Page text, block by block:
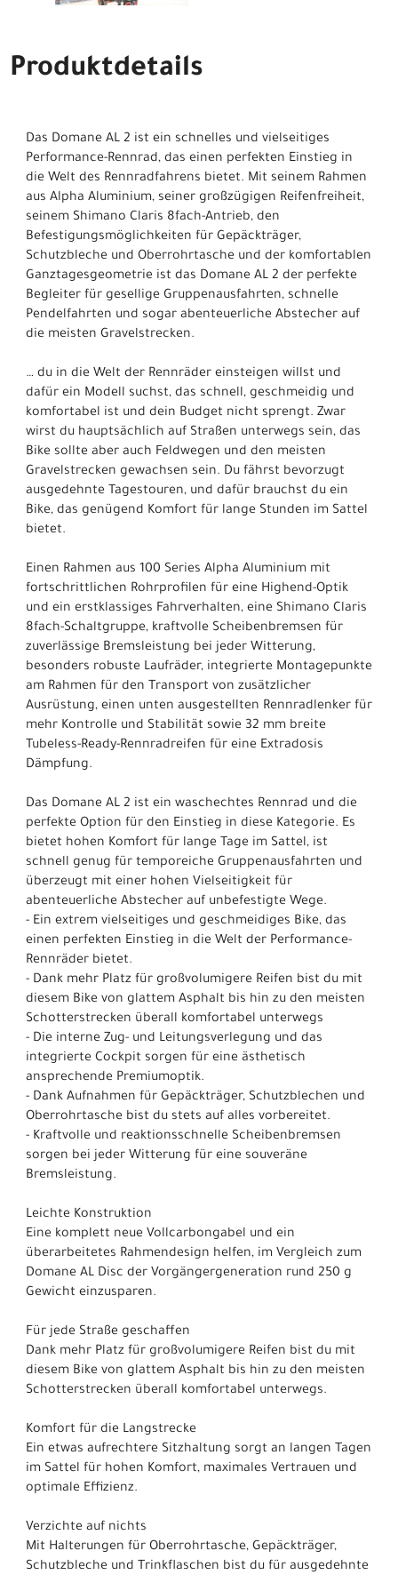
Produktdetails
Das Domane AL 2 ist ein schnelles und vielseitiges
Performance-Rennrad, das einen perfekten Einstieg in
die Welt des Rennradfahrens bietet. Mit seinem Rahmen
aus Alpha Aluminium, seiner großzügigen Reifenfreiheit,
seinem Shimano Claris 8fach-Antrieb, den
Befestigungsmöglichkeiten für Gepäckträger,
Schutzbleche und Oberrohrtasche und der komfortablen
Ganztagesgeometrie ist das Domane AL 2 der perfekte
Begleiter für gesellige Gruppenausfahrten, schnelle
Pendelfahrten und sogar abenteuerliche Abstecher auf
die meisten Gravelstrecken.
… du in die Welt der Rennräder einsteigen willst und
dafür ein Modell suchst, das schnell, geschmeidig und
komfortabel ist und dein Budget nicht sprengt. Zwar
wirst du hauptsächlich auf Straßen unterwegs sein, das
Bike sollte aber auch Feldwegen und den meisten
Gravelstrecken gewachsen sein. Du fährst bevorzugt
ausgedehnte Tagestouren, und dafür brauchst du ein
Bike, das genügend Komfort für lange Stunden im Sattel
bietet.
Einen Rahmen aus 100 Series Alpha Aluminium mit
fortschrittlichen Rohrprofilen für eine Highend-Optik
und ein erstklassiges Fahrverhalten, eine Shimano Claris
8fach-Schaltgruppe, kraftvolle Scheibenbremsen für
zuverlässige Bremsleistung bei jeder Witterung,
besonders robuste Laufräder, integrierte Montagepunkte
am Rahmen für den Transport von zusätzlicher
Ausrüstung, einen unten ausgestellten Rennradlenker für
mehr Kontrolle und Stabilität sowie 32 mm breite
Tubeless-Ready-Rennradreifen für eine Extradosis
Dämpfung.
Das Domane AL 2 ist ein waschechtes Rennrad und die
perfekte Option für den Einstieg in diese Kategorie. Es
bietet hohen Komfort für lange Tage im Sattel, ist
schnell genug für temporeiche Gruppenausfahrten und
überzeugt mit einer hohen Vielseitigkeit für
abenteuerliche Abstecher auf unbefestigte Wege.
- Ein extrem vielseitiges und geschmeidiges Bike, das
einen perfekten Einstieg in die Welt der Performance-
Rennräder bietet.
- Dank mehr Platz für großvolumigere Reifen bist du mit
diesem Bike von glattem Asphalt bis hin zu den meisten
Schotterstrecken überall komfortabel unterwegs
- Die interne Zug- und Leitungsverlegung und das
integrierte Cockpit sorgen für eine ästhetisch
ansprechende Premiumoptik.
- Dank Aufnahmen für Gepäckträger, Schutzblechen und
Oberrohrtasche bist du stets auf alles vorbereitet.
- Kraftvolle und reaktionsschnelle Scheibenbremsen
sorgen bei jeder Witterung für eine souveräne
Bremsleistung.
Leichte Konstruktion
Eine komplett neue Vollcarbongabel und ein
überarbeitetes Rahmendesign helfen, im Vergleich zum
Domane AL Disc der Vorgängergeneration rund 250 g
Gewicht einzusparen.
Für jede Straße geschaffen
Dank mehr Platz für großvolumigere Reifen bist du mit
diesem Bike von glattem Asphalt bis hin zu den meisten
Schotterstrecken überall komfortabel unterwegs.
Komfort für die Langstrecke
Ein etwas aufrechtere Sitzhaltung sorgt an langen Tagen
im Sattel für hohen Komfort, maximales Vertrauen und
optimale Effizienz.
Verzichte auf nichts
Mit Halterungen für Oberrohrtasche, Gepäckträger,
Schutzbleche und Trinkflaschen bist du für ausgedehnte